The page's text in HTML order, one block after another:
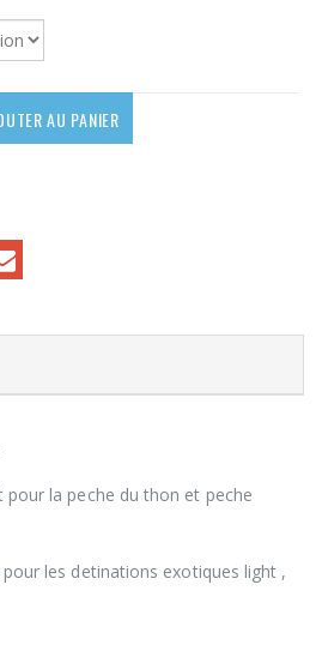
370,00€
à
479,00€
AU PANIER
pour la peche du thon et peche
les detinations exotiques light ,